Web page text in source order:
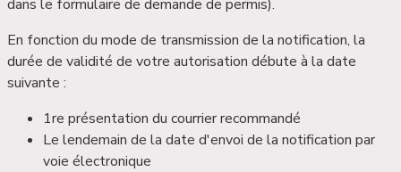
dans le formulaire de demande de permis).
En fonction du mode de transmission de la notification, la
durée de validité de votre autorisation débute à la date
suivante :
1re présentation du courrier recommandé
Le lendemain de la date d'envoi de la notification par
voie électronique